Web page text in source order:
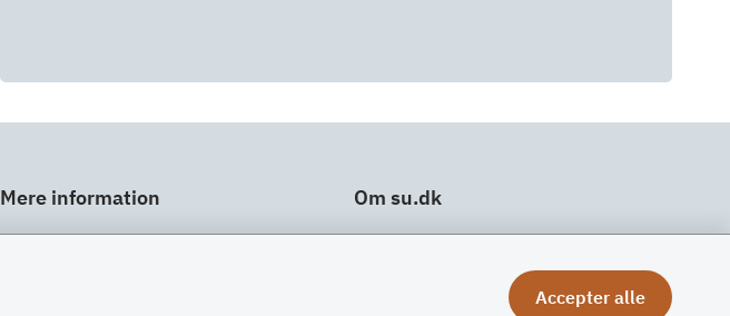
Mere information
Links
Om su.dk
Tilgængelighedserklæring
Accepter alle